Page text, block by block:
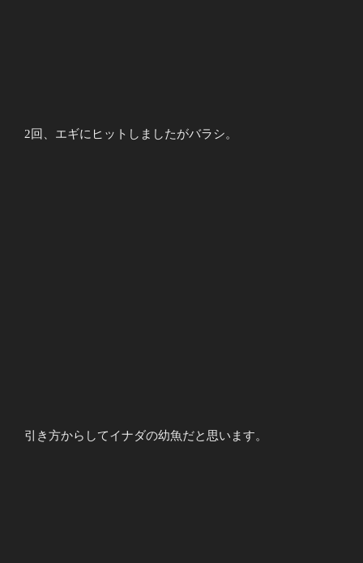
2回、エギにヒットしましたがバラシ。
引き方からしてイナダの幼魚だと思います。